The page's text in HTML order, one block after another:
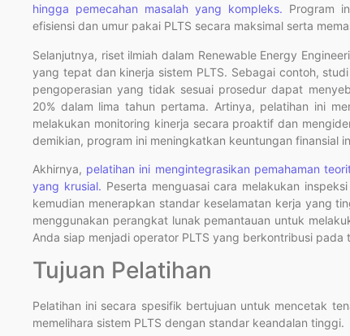
hingga pemecahan masalah yang kompleks. Program
efisiensi dan umur pakai PLTS secara maksimal serta
Selanjutnya, riset ilmiah dalam Renewable Energy
yang tepat dan kinerja sistem PLTS. Sebagai contoh,
pengoperasian yang tidak sesuai prosedur dapat
20% dalam lima tahun pertama. Artinya, pelatihan ini
melakukan monitoring kinerja secara proaktif dan
demikian, program ini meningkatkan keuntungan finansial
Akhirnya, pelatihan ini mengintegrasikan pemahaman
yang krusial. Peserta menguasai cara melakukan
kemudian menerapkan standar keselamatan kerja yang
menggunakan perangkat lunak pemantauan untuk
Anda siap menjadi operator PLTS yang berkontribusi pada
Tujuan Pelatihan
Pelatihan ini secara spesifik bertujuan untuk mencetak
memelihara sistem PLTS dengan standar keandalan tinggi.